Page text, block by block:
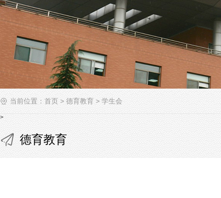
当前位置： 首页 > 德育教育 > 学生会
>
德育教育